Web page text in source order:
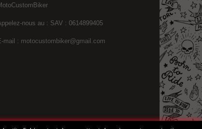
nous au : SAV : 0614899405
mail : motocustombiker@gmail.com